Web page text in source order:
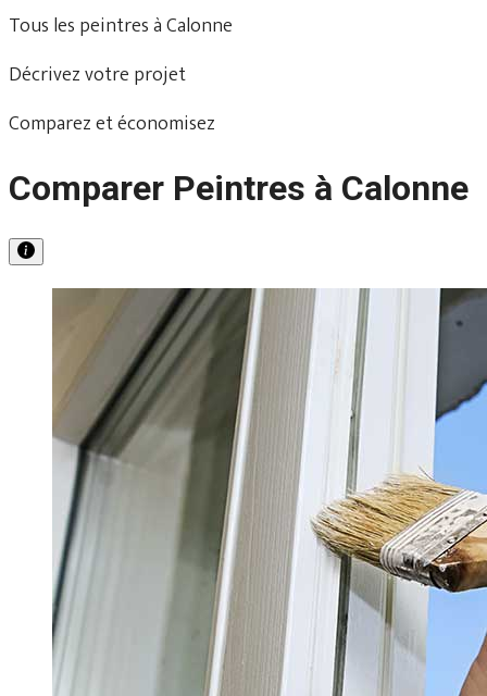
Tous les peintres à Calonne
Décrivez votre projet
Comparez et économisez
Comparer Peintres à Calonne